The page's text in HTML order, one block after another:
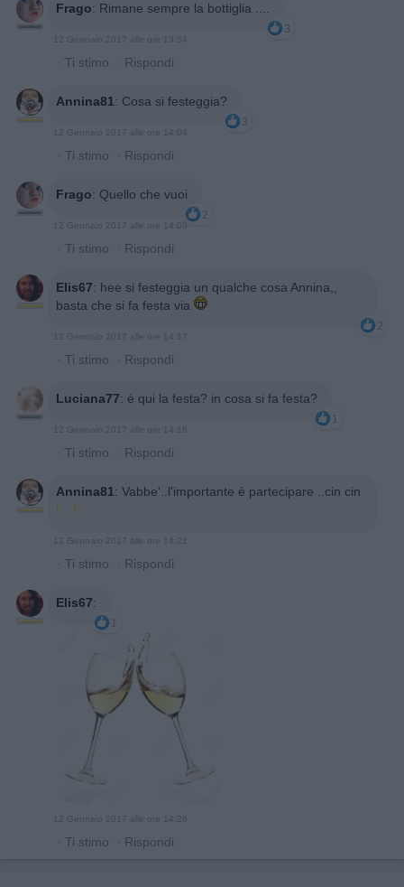
Frago: Rimane sempre la bottiglia ....
3
12 Gennaio 2017 alle ore 13:54
· Ti stimo · Rispondi
Annina81: Cosa si festeggia?
3
12 Gennaio 2017 alle ore 14:04
· Ti stimo · Rispondi
Frago: Quello che vuoi
2
12 Gennaio 2017 alle ore 14:09
· Ti stimo · Rispondi
Elis67: hee si festeggia un qualche cosa Annina,,
basta che si fa festa via
2
12 Gennaio 2017 alle ore 14:17
· Ti stimo · Rispondi
Luciana77: è qui la festa? in cosa si fa festa?
1
12 Gennaio 2017 alle ore 14:18
· Ti stimo · Rispondi
Annina81: Vabbe'..l'importante è partecipare ..cin cin
12 Gennaio 2017 alle ore 14:21
· Ti stimo · Rispondi
Elis67:
1
12 Gennaio 2017 alle ore 14:26
· Ti stimo · Rispondi